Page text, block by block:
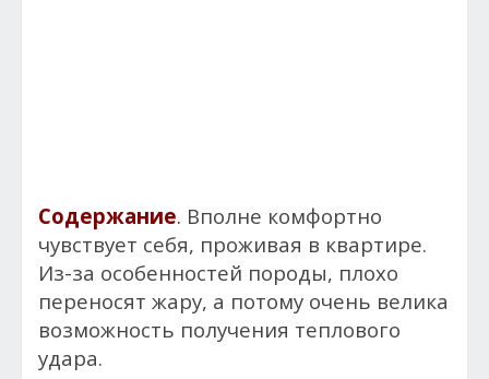
Содержание. Вполне комфортно
чувствует себя, проживая в квартире.
Из-за особенностей породы, плохо
переносят жару, а потому очень велика
возможность получения теплового
удара.